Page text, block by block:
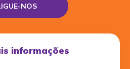
NOS
informações